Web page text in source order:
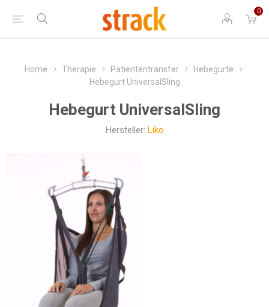
0
Home Therapie Patiententransfer
Hebegurte
Hebegurt UniversalSling
Hebegurt UniversalSling
Hersteller: Liko